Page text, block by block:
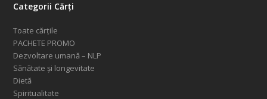
Categorii Cărți
Toate cărțile
PACHETE PROMO
Dezvoltare umană – NLP
Sănătate și longevitate
Dietă
Spiritualitate